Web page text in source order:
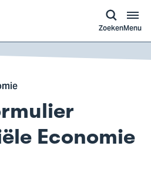
ZoekenMenu
Economie